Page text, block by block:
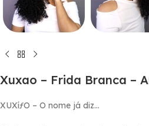
Xuxao – Frida Branca –
XUXíƒO – O nome já diz…